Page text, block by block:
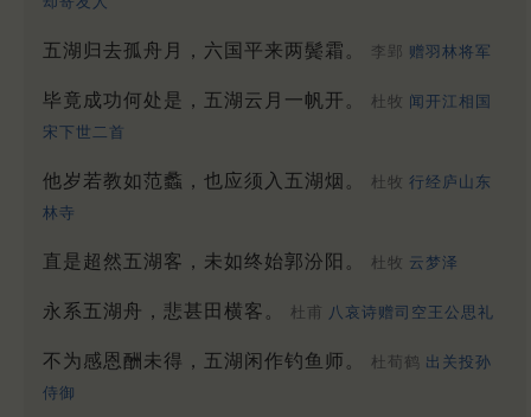
五湖归去孤舟月，六国平来两鬓霜。 李郢 赠羽林将军
毕竟成功何处是，五湖云月一帆开。 杜牧 闻开江相国
宋下世二首
他岁若教如范蠡，也应须入五湖烟。 杜牧 行经庐山东
林寺
直是超然五湖客，未如终始郭汾阳。 杜牧 云梦泽
永系五湖舟，悲甚田横客。 杜甫 八哀诗赠司空王公思礼
不为感恩酬未得，五湖闲作钓鱼师。 杜荀鹤 出关投孙
侍御